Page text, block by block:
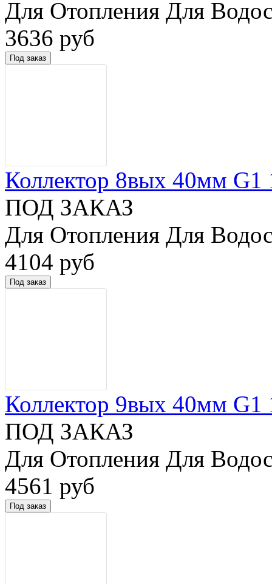
Для Отопления Для
3636 руб
Коллектор 8вых 40мм
ПОД ЗАКАЗ
Для Отопления Для
4104 руб
Коллектор 9вых 40мм
ПОД ЗАКАЗ
Для Отопления Для
4561 руб